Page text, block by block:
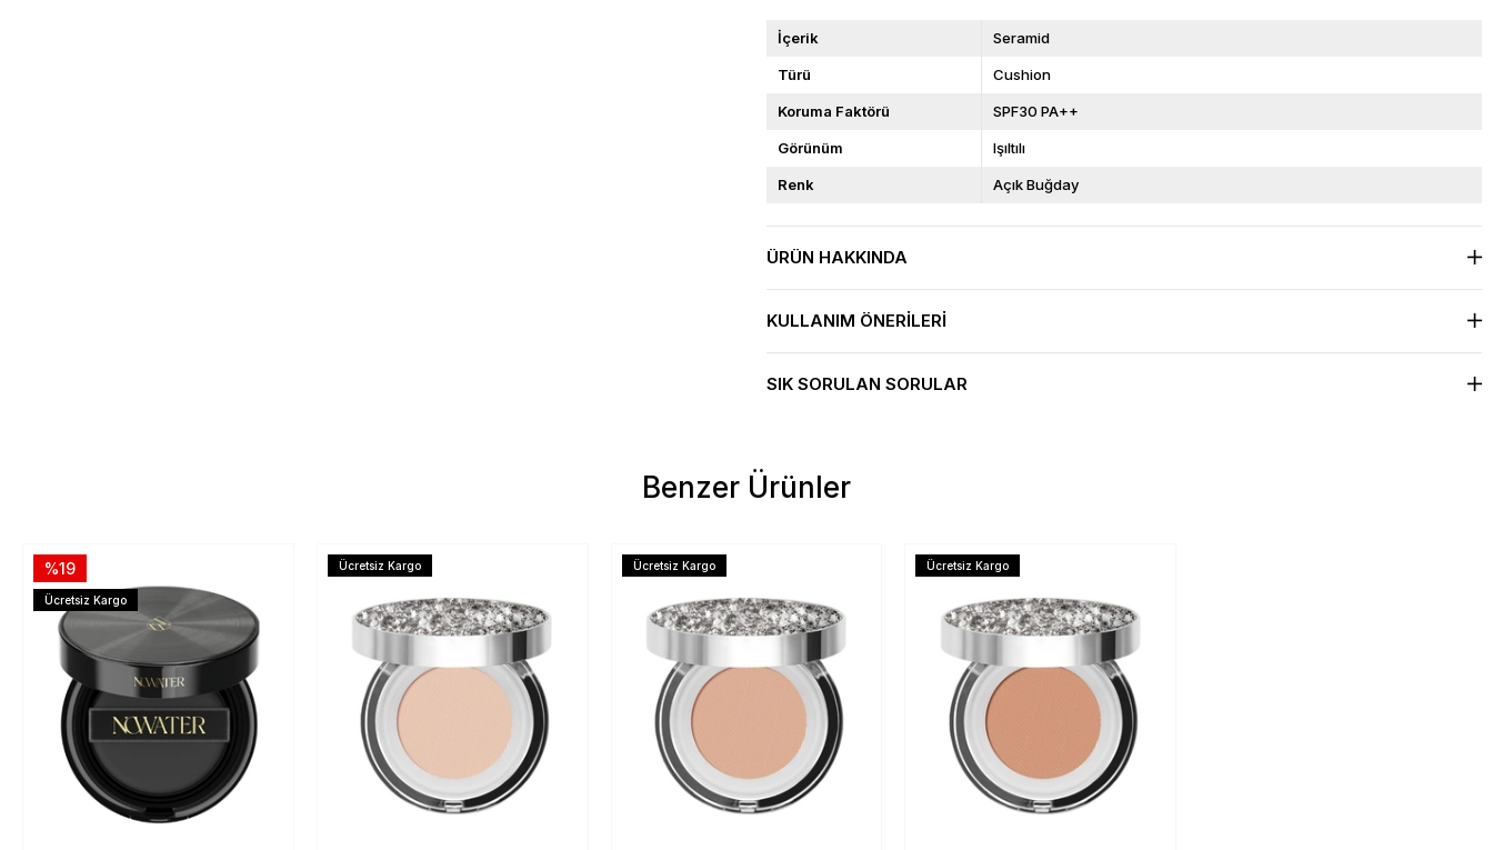
İçerik Seramid
Türü Cushion
Koruma Faktörü SPF30 PA++
Görünüm Işıltılı
Renk Açık Buğday
ÜRÜN HAKKINDA
KULLANIM ÖNERILERI
SIK SORULAN SORULAR
Benzer Ürünler
%19
Ücretsiz Kargo
Ücretsiz Kargo Ücretsiz Kargo Ücretsiz Kargo